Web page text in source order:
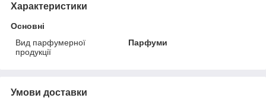
Характеристики
Основні
Вид парфумерної
продукції
Парфуми
Умови доставки